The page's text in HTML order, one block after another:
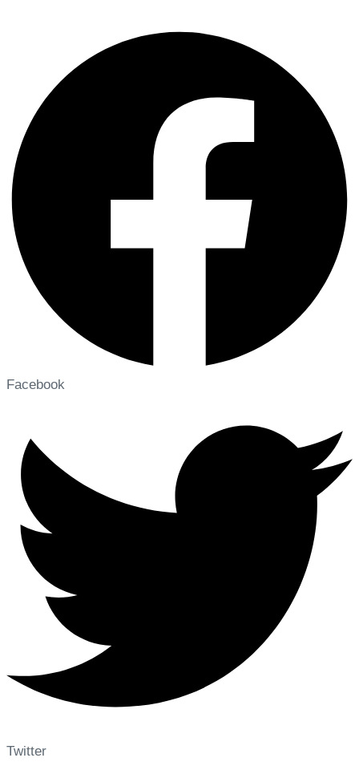
Facebook
Twitter